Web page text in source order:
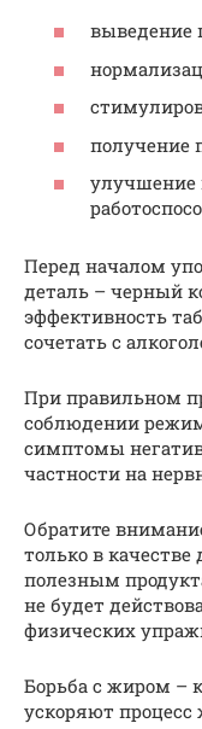
выведение
получение
улучшение
Перед началом
деталь – черный
эффективность
сочетать с
При правильном
соблюдении
симптомы
частности на
Обратите
только в
полезным
не будет
физических
Борьба с жиром –
ускоряют